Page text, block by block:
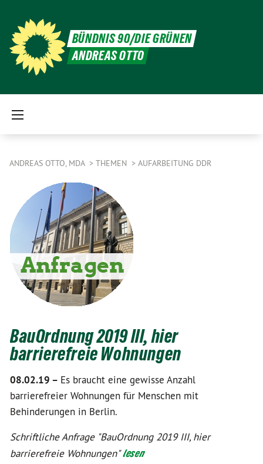
BÜNDNIS 90/DIE GRÜNEN
ANDREAS OTTO
ANDREAS OTTO, MDA THEMEN AUFARBEITUNG DDR
BauOrdnung 2019 III, hier
barrierefreie Wohnungen
08.02.19 – Es braucht eine gewisse Anzahl
barrierefreier Wohnungen für Menschen mit
Behinderungen in Berlin.
Schriftliche Anfrage "BauOrdnung 2019 III, hier
barrierefreie Wohnungen"lesen